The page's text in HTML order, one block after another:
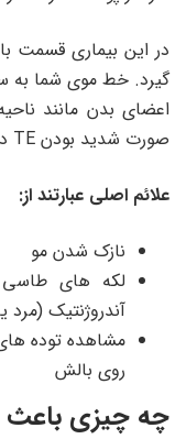
در این بیماری قسمت
اعضای بدن مانند
صورت شدید بودن TE دچار ریزش مو شوند.
علائم اصلی عبارتند از:
نازک شدن مو
لکه های طاسی
آندروژنتیک (مرد
مشاهده توده
روی بالش
چه چیزی باعث